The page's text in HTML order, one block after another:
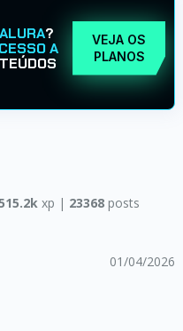
ALURA?
A
VEJA OS
PLANOS
xp | 23368posts
01/04/2026